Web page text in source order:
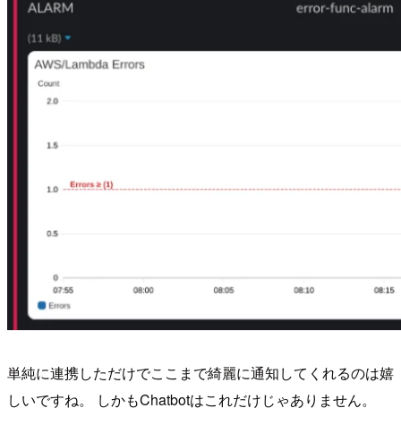
単純に連携しただけでここまで綺麗に通知してくれるのは嬉
しいですね。 しかもChatbotはこれだけじゃありません。